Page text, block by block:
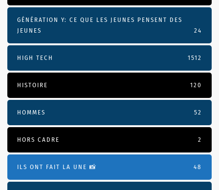
GÉNÉRATION Y: CE QUE LES JEUNES PENSENT DES
JEUNES
24
HIGH TECH 1512
HISTOIRE 120
HOMMES 52
HORS CADRE 2
ILS ONT FAIT LA UNE 📸 48